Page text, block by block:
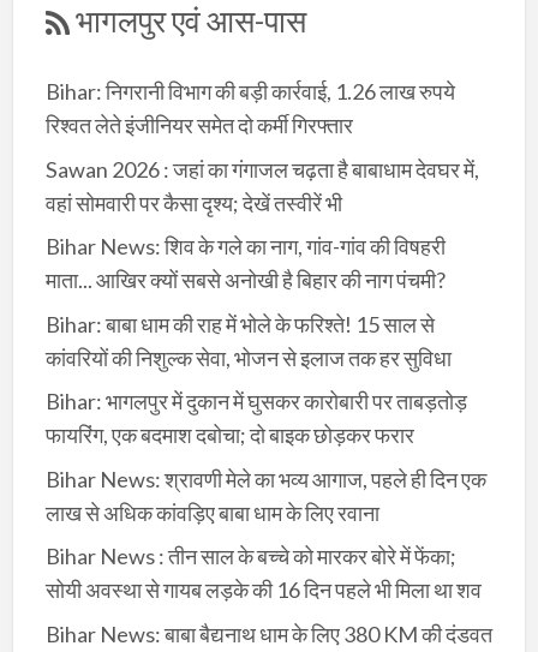
भागलपुर एवं आस-पास
Bihar: निगरानी विभाग की बड़ी कार्रवाई, 1.26 लाख रुपये
रिश्वत लेते इंजीनियर समेत दो कर्मी गिरफ्तार
Sawan 2026 : जहां का गंगाजल चढ़ता है बाबाधाम देवघर में,
वहां सोमवारी पर कैसा दृश्य; देखें तस्वीरें भी
Bihar News: शिव के गले का नाग, गांव-गांव की विषहरी
माता... आखिर क्यों सबसे अनोखी है बिहार की नाग पंचमी?
Bihar: बाबा धाम की राह में भोले के फरिश्ते! 15 साल से
कांवरियों की निशुल्क सेवा, भोजन से इलाज तक हर सुविधा
Bihar: भागलपुर में दुकान में घुसकर कारोबारी पर ताबड़तोड़
फायरिंग, एक बदमाश दबोचा; दो बाइक छोड़कर फरार
Bihar News: श्रावणी मेले का भव्य आगाज, पहले ही दिन एक
लाख से अधिक कांवड़िए बाबा धाम के लिए रवाना
Bihar News : तीन साल के बच्चे को मारकर बोरे में फेंका;
सोयी अवस्था से गायब लड़के की 16 दिन पहले भी मिला था शव
Bihar News: बाबा बैद्यनाथ धाम के लिए 380 KM की दंडवत